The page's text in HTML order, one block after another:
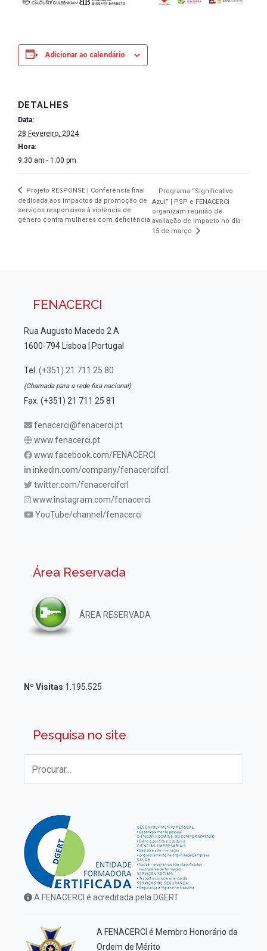
Adicionar ao calendário
DETALHES
Data:
28 Fevereiro, 2024
Hora:
9:30 am - 1:00 pm
Projeto RESPONSE | Conferência final
dedicada aos impactos da promoção de
serviços responsivos à violência de
género contra mulheres com deficiência
Programa “Significativo
Azul” | PSP e FENACERCI
organizam reunião de
avaliação de impacto no dia
15 de março
FENACERCI
Rua Augusto Macedo 2 A
1600-794 Lisboa | Portugal
Tel. (+351) 21 711 25 80
(Chamada para a rede fixa nacional)
Fax. (+351) 21 711 25 81
fenacerci@fenacerci.pt
www.fenacerci.pt
www.facebook.com/FENACERCI
inkedin.com/company/fenacercifcrl
twitter.com/fenacercifcrl
www.instagram.com/fenacerci
YouTube/channel/fenacerci
Área Reservada
ÁREA RESERVADA
Nº Visitas 1.195.525
Pesquisa no site
A FENACERCI é acreditada pela DGERT
A FENACERCI é Membro Honorário da
Ordem de Mérito